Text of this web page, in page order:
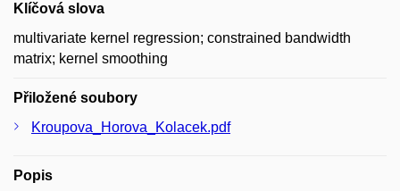
Klíčová slova
multivariate kernel regression; constrained bandwidth
matrix; kernel smoothing
Přiložené soubory
Kroupova_Horova_Kolacek.pdf
Popis